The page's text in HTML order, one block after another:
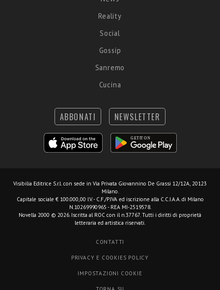
Reality
Social
Gossip
Sanremo
Cucina
ABBONATI NEWSLETTER
Visibilia Editrice S.r.l. con sede in Via Privata Giovannino De Grassi 12/12A, 20123
Milano.
Capitale sociale € 100.000,00 I.V. - C.F./P.IVA ed iscrizione alla C.C.I.A.A. di Milano
N.10269990965 - REA MI-2519578.
Novella 2000 © 2026. Iscritta al ROC con il n.37767. Tutti i diritti di proprietà
letteraria ed artistica riservati.
CONTATTI
PRIVACY E COOKIES POLICY
IMPOSTAZIONI COOKIE